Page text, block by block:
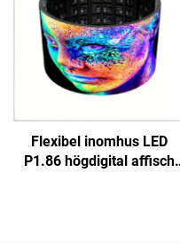
Flexibel inomhus LED
P1.86 högdigital affisch